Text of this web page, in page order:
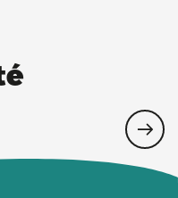
l’Ain !